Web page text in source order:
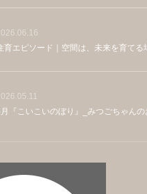
育エピソード｜空間は、未来を育てる
『こいこいのぼり』_みつごちゃんの